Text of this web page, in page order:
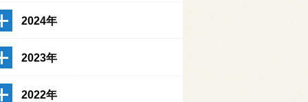
2024年
2023年
2022年